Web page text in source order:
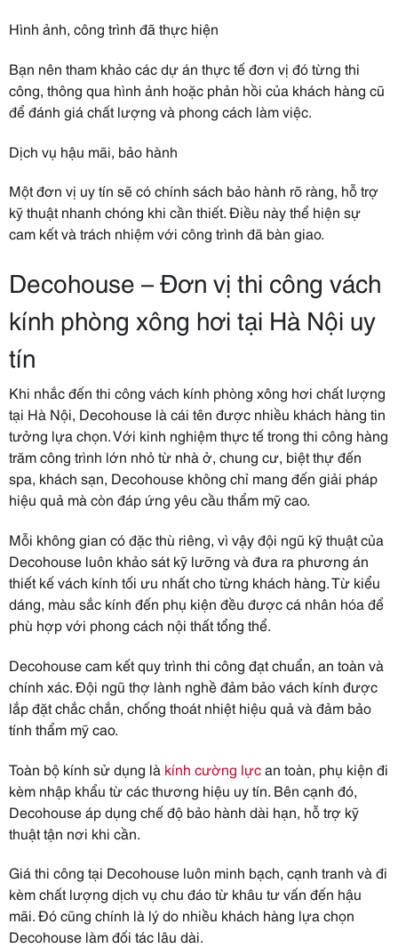
Hình ảnh, công trình đã thực hiện
Bạn nên tham khảo các dự án thực tế đơn vị đó từng thi
công, thông qua hình ảnh hoặc phản hồi của khách hàng cũ
để đánh giá chất lượng và phong cách làm việc.
Dịch vụ hậu mãi, bảo hành
Một đơn vị uy tín sẽ có chính sách bảo hành rõ ràng, hỗ trợ
kỹ thuật nhanh chóng khi cần thiết. Điều này thể hiện sự
cam kết và trách nhiệm với công trình đã bàn giao.
Decohouse – Đơn vị thi công vách
kính phòng xông hơi tại Hà Nội uy
tín
Khi nhắc đến thi công vách kính phòng xông hơi chất lượng
tại Hà Nội, Decohouse là cái tên được nhiều khách hàng tin
tưởng lựa chọn. Với kinh nghiệm thực tế trong thi công hàng
trăm công trình lớn nhỏ từ nhà ở, chung cư, biệt thự đến
spa, khách sạn, Decohouse không chỉ mang đến giải pháp
hiệu quả mà còn đáp ứng yêu cầu thẩm mỹ cao.
Mỗi không gian có đặc thù riêng, vì vậy đội ngũ kỹ thuật của
Decohouse luôn khảo sát kỹ lưỡng và đưa ra phương án
thiết kế vách kính tối ưu nhất cho từng khách hàng. Từ kiểu
dáng, màu sắc kính đến phụ kiện đều được cá nhân hóa để
phù hợp với phong cách nội thất tổng thể.
Decohouse cam kết quy trình thi công đạt chuẩn, an toàn và
chính xác. Đội ngũ thợ lành nghề đảm bảo vách kính được
lắp đặt chắc chắn, chống thoát nhiệt hiệu quả và đảm bảo
tính thẩm mỹ cao.
Toàn bộ kính sử dụng là kính cường lựcan toàn, phụ kiện đi
kèm nhập khẩu từ các thương hiệu uy tín. Bên cạnh đó,
Decohouse áp dụng chế độ bảo hành dài hạn, hỗ trợ kỹ
thuật tận nơi khi cần.
Giá thi công tại Decohouse luôn minh bạch, cạnh tranh và đi
kèm chất lượng dịch vụ chu đáo từ khâu tư vấn đến hậu
mãi. Đó cũng chính là lý do nhiều khách hàng lựa chọn
Decohouse làm đối tác lâu dài.